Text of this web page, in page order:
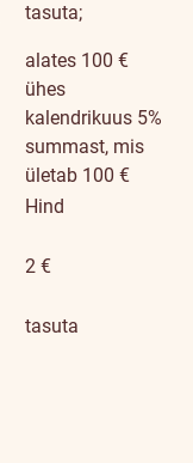
tasuta;
alates 100 €
ühes
kalendrikuus 5%
summast, mis
ületab 100 €
Hind
2 €
tasuta